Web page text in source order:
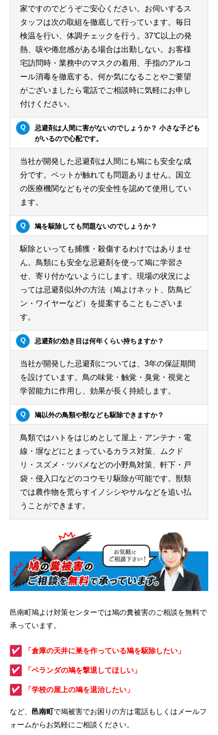
家ですのでどうぞご安心ください。お伺いするス
タッフは次の取組を徹底して行っています。毎日
検温を行い、体調チェックを行う。37℃以上の発
熱、咳や倦怠感がある場合は出勤しない。お客様
宅訪問時・業務中のマスクの着用、手指のアルコ
ール消毒を徹底する。何か気になることやご要望
がございましたら電話でご相談時に気軽にお申し
付けください。
忌避剤は人間に害がないのでしょうか？ 小さな子ども
がいるので心配です。
当社が開発した忌避剤は人間にも鳩にも安全な成
分です。ペットが触れても問題ありません。国立
の医療機関などもその安全性を認めて使用してい
ます。
鳩を駆除しても問題ないのでしょうか？
駆除といっても捕獲・殺傷するわけではありませ
ん。鳥類にも安全な忌避剤を使って鳩に学習さ
せ、寄り付かないようにします。現場の状況によ
っては忌避剤以外の方法（鳩よけネット、防鳥ピ
ン・ワイヤーなど）を提案することもございま
す。
忌避剤の効き目は何年くらい持ちますか？
当社が開発した忌避剤については、3年の保証期間
を設けています。鳥の味覚・触覚・臭覚・視覚と
学習能力に作用し、効果が長く持続します。
鳩以外の鳥類や獣なども駆除できますか？
鳥類ではハトをはじめとして屋上・アンテナ・電
線・塀などにとまっているカラス対策、ムクド
リ・スズメ・ツバメなどの小野鳥対策、軒下・戸
袋・侵入口などのコウモリ駆除が可能です。獣類
では農作物を荒らすイノシシやサルなどを追い払
うことができます。
邑南町鳩よけ対策センターでは鳩の糞被害のご相談を無料で
承っています。
「倉庫の天井に巣を作っている鳩を駆除したい」
「ベランダの鳩を撃退してほしい」
「学校の屋上の鳩を退治したい」
など、 邑南町で鳩被害でお困りの方は電話もしくはメールフ
ォームからお気軽にご相談ください。